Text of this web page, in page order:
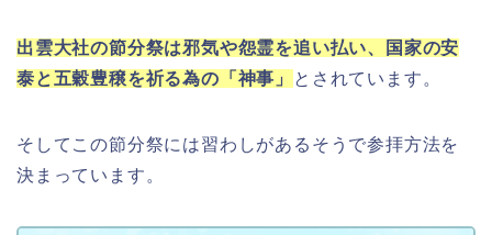
出雲大社の節分祭は邪気や怨霊を追い払い、国家の安
泰と五穀豊穣を祈る為の「神事」
とされています。
そしてこの節分祭には習わしがあるそうで参拝方法を
決まっています。